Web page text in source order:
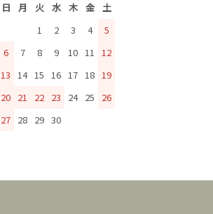
日 月 火 水 木 金
土
1
2 3 4
5
6
7 8 9 10 11 12
13 14 15 16 17 18 19
20 21 22 23 24 25
26
27 28 29 30